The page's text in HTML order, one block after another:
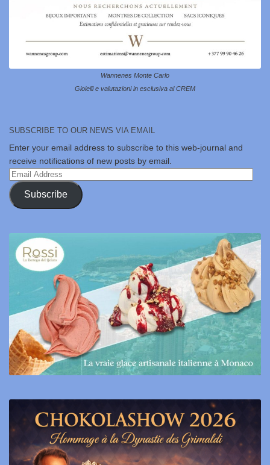
Wannenes Monte Carlo
Gioielli e valutazioni in esclusiva al CREM
SUBSCRIBE TO OUR NEWS VIA EMAIL
Enter your email address to subscribe to this web-journal and
receive notifications of new posts by email.
Email
Address
Subscribe